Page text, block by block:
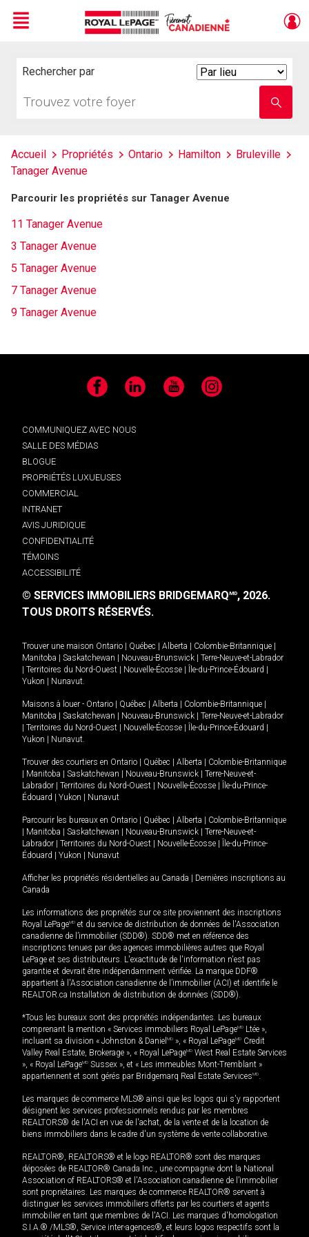
Menu
Rechercher par
votre
nom
Accueil Propriétés Ontario Hamilton
Bruleville
Tanager Avenue
Parcourir les propriétés sur Tanager Avenue
11 Tanager Avenue
3 Tanager Avenue
5 Tanager Avenue
7 Tanager Avenue
9 Tanager Avenue
Facebook LinkedIn YouTube Instagram
COMMUNIQUEZ AVEC NOUS
SALLE DES MÉDIAS
BLOGUE
PROPRIÉTÉS LUXUEUSES
COMMERCIAL
INTRANET
AVIS JURIDIQUE
CONFIDENTIALITÉ
TÉMOINS
ACCESSIBILITÉ
© SERVICES IMMOBILIERS BRIDGEMARQMD, 2026.
TOUS DROITS RÉSERVÉS.
Trouver une maison Ontario Québec Alberta Colombie-Britannique
Manitoba
Saskatchewan Nouveau-Brunswick
Terre-Neuve-et-Labrador
Territoires du Nord-Ouest Nouvelle-Écosse Île-du-Prince-Édouard
Yukon
Nunavut.
Maisons à louer - Ontario Québec Alberta Colombie-Britannique
Manitoba
Saskatchewan Nouveau-Brunswick
Terre-Neuve-et-Labrador
Territoires du Nord-Ouest Nouvelle-Écosse Île-du-Prince-Édouard
Yukon
Nunavut.
Trouver des courtiers en Ontario Québec Alberta
Colombie-Britannique
Manitoba Saskatchewan Nouveau-Brunswick
Terre-Neuve-et-
Labrador
Territoires du Nord-Ouest Nouvelle-Écosse
Île-du-Prince-
Édouard
Yukon Nunavut
Parcourir les bureaux en Ontario Québec Alberta
Colombie-Britannique
Manitoba Saskatchewan Nouveau-Brunswick
Terre-Neuve-et-
Labrador
Territoires du Nord-Ouest Nouvelle-Écosse
Île-du-Prince-
Édouard
Yukon Nunavut
Afficher les propriétés résidentielles au Canada
Dernières inscriptions au
Canada
Les informations des propriétés sur ce site proviennent des inscriptions
Royal LePageMD et du service de distribution de données de l'Association
canadienne de l’immobilier (SDD®). SDD® met en référence des
inscriptions tenues par des agences immobilières autres que Royal
LePage et ses distributeurs. L'exactitude de l'information n'est pas
garantie et devrait être indépendamment vérifiée. La marque DDF®
appartient à l'Association canadienne de l’immobilier (ACI) et identifie le
REALTOR.ca Installation de distribution de données (SDD®).
*Tous les bureaux sont des propriétés indépendantes. Les bureaux
comprenant la mention « Services immobiliers Royal LePageMD Ltée »,
incluant sa division « Johnston & Daniel MD », « Royal LePageMD Credit
Valley Real Estate, Brokerage », « Royal LePageMD West Real Estate Services
», « Royal LePageMD Sussex », et « Les immeubles Mont-Tremblant »
appartiennent et sont gérés par Bridgemarq Real Estate ServicesMD.
Les marques de commerce MLS® ainsi que les logos qui s'y rapportent
désignent les services professionnels rendus par les membres
REALTORS® de l'ACI en vue de l'achat, de la vente et de la location de
biens immobiliers dans le cadre d'un système de vente collaborative.
REALTOR®, REALTORS® et le logo REALTOR® sont des marques
déposées de REALTOR® Canada Inc., une compagnie dont la National
Association of REALTORS® et l'Association canadienne de l’immobilier
sont propriétaires. Les marques de commerce REALTOR® servent à
distinguer les services immobiliers offerts par les courtiers et agents
immobilier en tant que membres de l'ACI. Les marques d'homologation
S.I.A.® /MLS®, Service inter-agences®, et leurs logos respectifs sont la